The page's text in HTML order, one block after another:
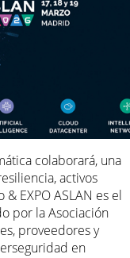
colaborará, una
activos
EXPO ASLAN es el
por la Asociación
proveedores y
en